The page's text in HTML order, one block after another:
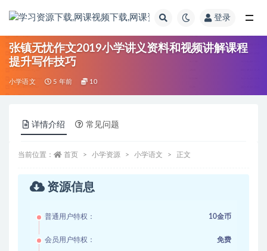
登录
张镇无忧作文2019小学讲义资料和视频讲解课程
提升写作技巧
小学语文 5 年前 10
详情介绍 常见问题
当前位置： 首页 小学资源 小学语文 正文
资源信息
普通用户特权： 10金币
会员用户特权： 免费